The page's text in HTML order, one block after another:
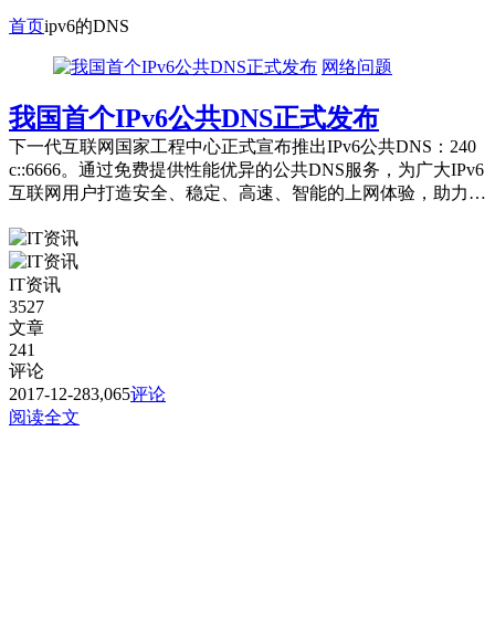
首页ipv6的DNS
网络问题
我国首个IPv6公共DNS正式发布
下一代互联网国家工程中心正式宣布推出IPv6公共DNS：240
c::6666。通过免费提供性能优异的公共DNS服务，为广大IPv6
互联网用户打造安全、稳定、高速、智能的上网体验，助力我
IT资讯
3527
文章
241
评论
2017-12-283,065评论
阅读全文